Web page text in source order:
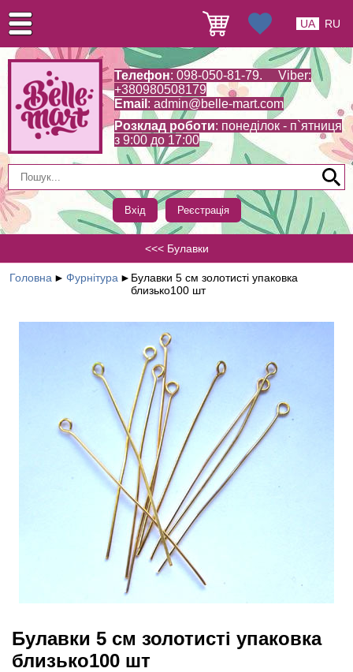
Телефон: 098-050-81-79. Viber:
+380980508179
Email : admin@belle-mart.com
Розклад роботи: понеділок - п`ятниця
з 9:00 до 17:00
Вхід Реєстрація
UA RU
<<< Булавки
Головна ► Фурнітура ► Булавки 5 см золотисті упаковка
близько100 шт
Булавки 5 см золотисті упаковка
близько100 шт